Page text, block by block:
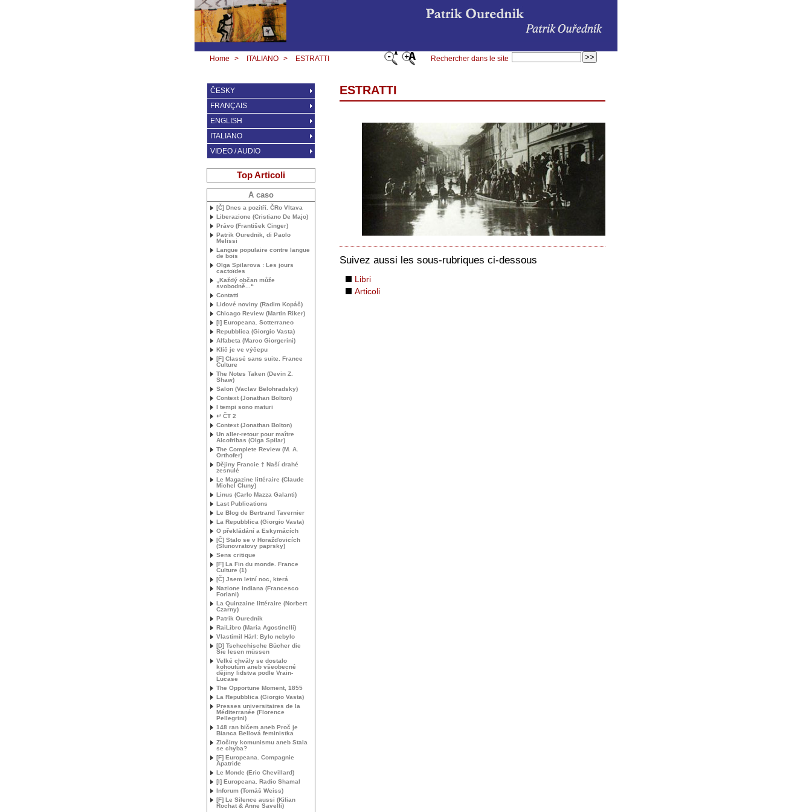
Rechercher dans le site
Home > ITALIANO > ESTRATTI
ESTRATTI
Suivez aussi les sous-rubriques ci-dessous
Libri
Articoli
ČESKY
FRANÇAIS
ENGLISH
ITALIANO
VIDEO / AUDIO
Top Articoli
A caso
[Č] Dnes a pozítří. ČRo Vltava
Liberazione (Cristiano De Majo)
Právo (František Cinger)
Patrik Ourednik, di Paolo
Melissi
Langue populaire contre langue
de bois
Olga Spilarova : Les jours
cactoïdes
„Každý občan může
svobodně...“
Contatti
Lidové noviny (Radim Kopáč)
Chicago Review (Martin Riker)
[I] Europeana. Sotterraneo
Repubblica (Giorgio Vasta)
Alfabeta (Marco Giorgerini)
Klíč je ve výčepu
[F] Classé sans suite. France
Culture
The Notes Taken (Devin Z.
Shaw)
Salon (Vaclav Belohradsky)
Context (Jonathan Bolton)
I tempi sono maturi
↵ ČT 2
Context (Jonathan Bolton)
Un aller-retour pour maître
Alcofribas (Olga Spilar)
The Complete Review (M. A.
Orthofer)
Dějiny Francie † Naší drahé
zesnulé
Le Magazine littéraire (Claude
Michel Cluny)
Linus (Carlo Mazza Galanti)
Last Publications
Le Blog de Bertrand Tavernier
La Repubblica (Giorgio Vasta)
O překládání a Eskymácích
[Č] Stalo se v Horažďovicích
(Slunovratovy paprsky)
Sens critique
[F] La Fin du monde. France
Culture (1)
[Č] Jsem letní noc, která
Nazione indiana (Francesco
Forlani)
La Quinzaine littéraire (Norbert
Czarny)
Patrik Ourednik
RaiLibro (Maria Agostinelli)
Vlastimil Hárl: Bylo nebylo
[D] Tschechische Bücher die
Sie lesen müssen
Velké chvály se dostalo
kohoutům aneb všeobecné
dějiny lidstva podle Vrain-
Lucase
The Opportune Moment, 1855
La Repubblica (Giorgio Vasta)
Presses universitaires de la
Méditerranée (Florence
Pellegrini)
148 ran bičem aneb Proč je
Bianca Bellová feministka
Zločiny komunismu aneb Stala
se chyba?
[F] Europeana. Compagnie
Apatride
Le Monde (Eric Chevillard)
[I] Europeana. Radio Shamal
Inforum (Tomáš Weiss)
[F] Le Silence aussi (Kilian
Rochat & Anne Savelli)